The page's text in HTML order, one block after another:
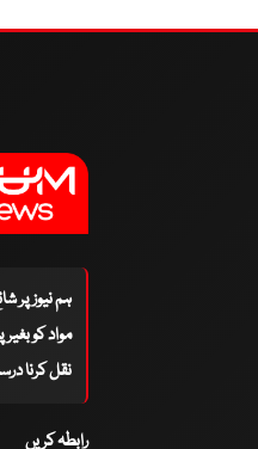
ہم نیوز پر
مواد کو
نقل کرنا
رابطہ کریں